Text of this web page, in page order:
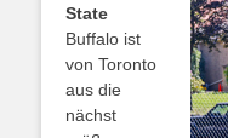
State
Buffalo ist
von Toronto
aus die
nächst